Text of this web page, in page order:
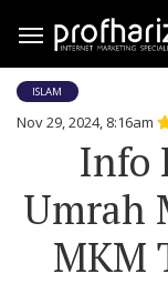
ISLAM
Nov 29, 2024, 8:16am
Info
Umrah
MKM